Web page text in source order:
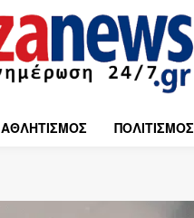
ΑΘΛΗΤΙΣΜΟΣ ΠΟΛΙΤΙΣΜΟΣ